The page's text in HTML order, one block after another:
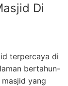
Di
terpercaya di
bertahun-
yang